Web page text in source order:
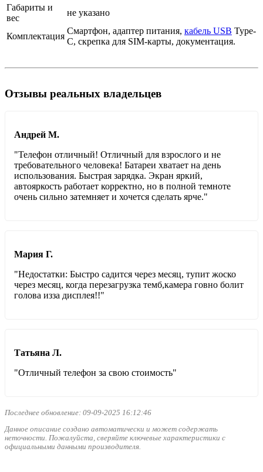
Габариты и
вес
не указано
Комплектация
Смартфон, адаптер питания, кабель USB Type-
C, скрепка для SIM-карты, документация.
Отзывы реальных владельцев
Андрей М.
"Телефон отличный! Отличный для взрослого и не
требовательного человека! Батареи хватает на день
использования. Быстрая зарядка. Экран яркий,
автояркость работает корректно, но в полной темноте
очень сильно затемняет и хочется сделать ярче."
Мария Г.
"Недостатки: Быстро садится через месяц, тупит жоско
через месяц, когда перезагрузка темб,камера говно болит
голова изза дисплея!!"
Татьяна Л.
"Отличный телефон за свою стоимость"
Последнее обновление: 09-09-2025 16:12:46
Данное описание создано автоматически и может содержать
неточности. Пожалуйста, сверяйте ключевые характеристики с
официальными данными производителя.